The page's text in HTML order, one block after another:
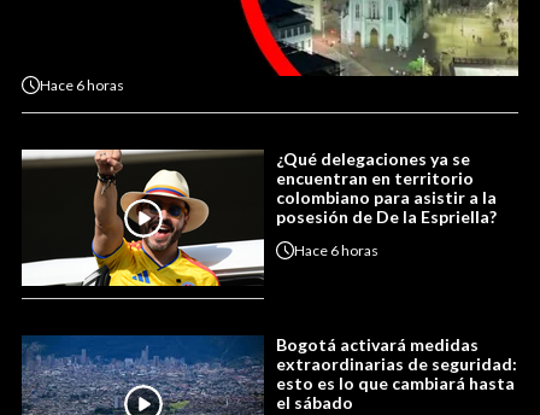
Hace 6 horas
¿Qué delegaciones ya se
encuentran en territorio
colombiano para asistir a la
posesión de De la Espriella?
Hace 6 horas
Bogotá activará medidas
extraordinarias de seguridad:
esto es lo que cambiará hasta
el sábado